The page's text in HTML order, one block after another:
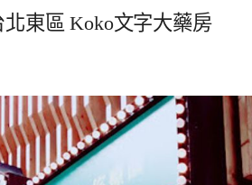
東區 Koko文字大藥房